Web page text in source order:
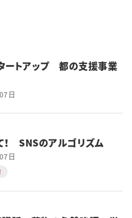
ートアップ 都の支援事業
日
！ SNSのアルゴリズム
日